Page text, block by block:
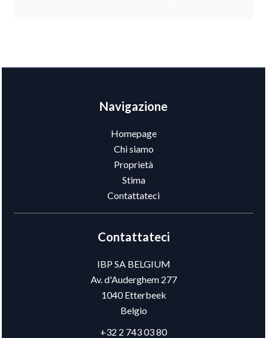
Navigazione
Homepage
Chi siamo
Proprietà
Stima
Contattateci
Contattateci
IBP SA BELGIUM
Av. d'Auderghem 277
1040Etterbeek
Belgio
+32 2 743 03 80